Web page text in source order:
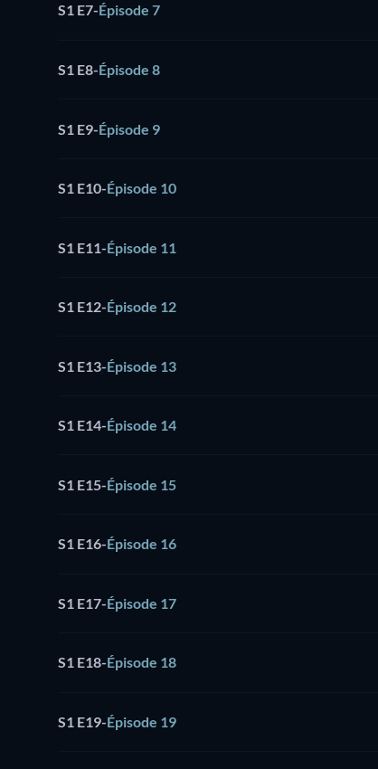
S1 E7-Épisode 7
S1 E8-Épisode 8
S1 E9-Épisode 9
S1 E10-Épisode 10
S1 E11-Épisode 11
S1 E12-Épisode 12
S1 E13-Épisode 13
S1 E14-Épisode 14
S1 E15-Épisode 15
S1 E16-Épisode 16
S1 E17-Épisode 17
S1 E18-Épisode 18
S1 E19-Épisode 19